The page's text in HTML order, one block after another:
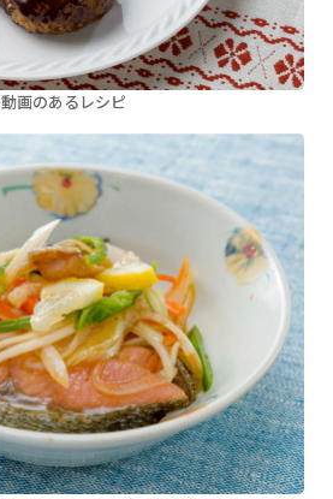
動画のあるレシピ